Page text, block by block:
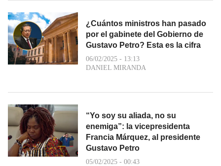
¿Cuántos ministros han pasado
por el gabinete del Gobierno de
Gustavo Petro? Esta es la cifra
06/02/2025 - 13:13
DANIEL MIRANDA
“Yo soy su aliada, no su
enemiga”: la vicepresidenta
Francia Márquez, al presidente
Gustavo Petro
05/02/2025 - 00:43